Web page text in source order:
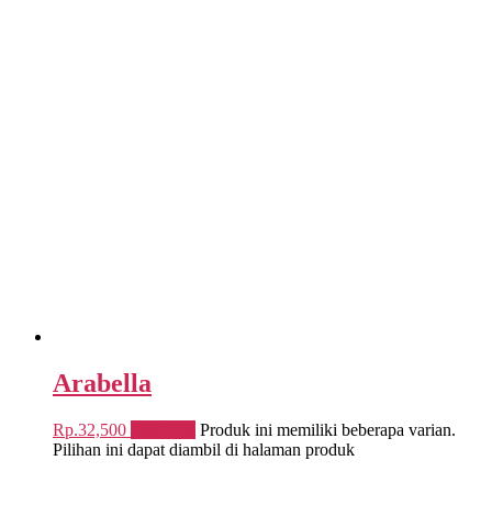
Arabella
Rp.32,500
Produk ini memiliki beberapa varian.
Pilihan ini dapat diambil di halaman produk